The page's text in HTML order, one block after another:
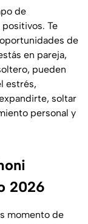
de
Te
de
en pareja,
pueden
estrés,
soltar
personal y
2026
momento de